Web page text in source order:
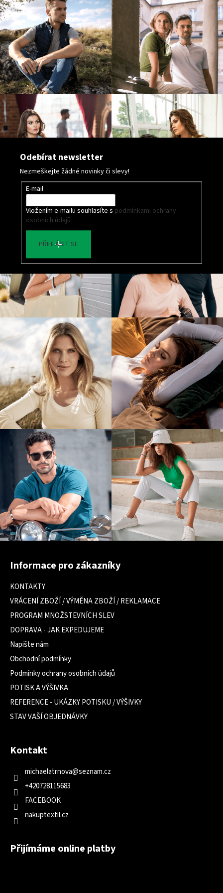
p
i
s
u
Odebírat newsletter
Nezmeškejte žádné novinky či slevy!
E-mail
Vložením e-mailu souhlasíte s podmínkami ochrany
osobních údajů
PŘIHLÁSIT SE
Z
Informace pro zákazníky
KONTAKTY
VRÁCENÍ ZBOŽÍ / VÝMĚNA ZBOŽÍ / REKLAMACE
PROGRAM MNOŽSTEVNÍCH SLEV
DOPRAVA - JAK EXPEDUJEME
Napište nám
Obchodní podmínky
Podmínky ochrany osobních údajů
POTISK A VÝŠIVKA
REFERENCE - UKÁZKY POTISKU / VÝŠIVKY
STAV VAŠÍ OBJEDNÁVKY
Kontakt
michaelatrnova@seznam.cz
+420728115683
FACEBOOK
nakuptextil.cz
Přijímáme online platby